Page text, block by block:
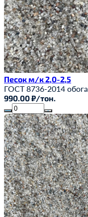
Песок м/к 2,0-2,5
ГОСТ 8736-2014
990.00 ₽/тон.